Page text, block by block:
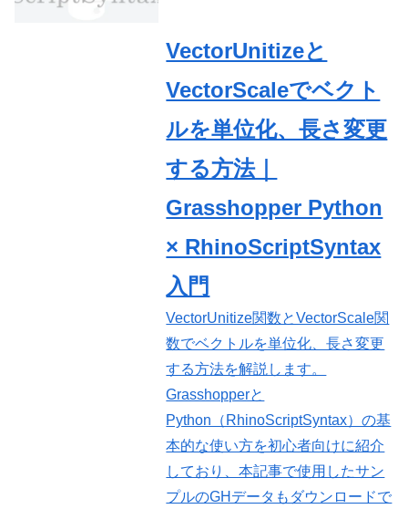
VectorUnitizeと
VectorScaleでベクト
ルを単位化、長さ変更
する方法｜
Grasshopper Python
× RhinoScriptSyntax
入門
VectorUnitize関数とVectorScale関
数でベクトルを単位化、長さ変更
する方法を解説します。
Grasshopperと
Python（RhinoScriptSyntax）の基
本的な使い方を初心者向けに紹介
しており、本記事で使用したサン
プルのGHデータもダウンロードで